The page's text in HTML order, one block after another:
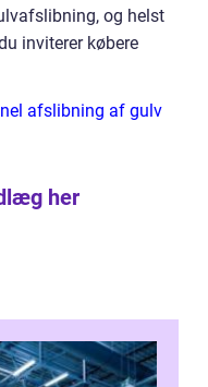
og helst
inviterer købere
afslibning af gulv
her